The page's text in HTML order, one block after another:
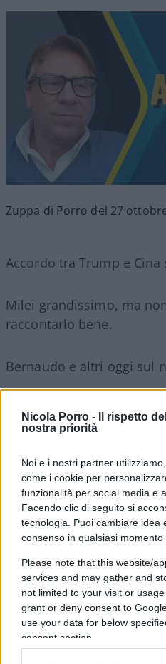
Nicola Porro -
Il rispetto
nostra priorità
Noi e i nostri partner
come i cookie per
funzionalità per social media e
Facendo clic di seguito si
tecnologia. Puoi cambiare idea
consenso in qualsiasi
Please note that this website/
services and may gather and
not limited to your visit or
grant or deny consent to
use your data for below
consent section.
Zuppa di Porro del 27
Accordo tra Trump e Cina
Milei grandissimo, ma
raccontarlo bene.
Bernaudo e altri oggi sul
Ruggieri si ricorda del
Ranucci cucinato da
storia contro il governo.
Solite tensioni sulla